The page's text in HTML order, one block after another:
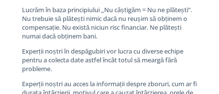
Lucrăm în baza principiului „Nu câștigăm = Nu ne plătești”.
Nu trebuie să plătești nimic dacă nu reușim să obținem o
compensație. Nu există niciun risc financiar. Ne plătești
numai dacă obținem bani.
Experții noștri în despăgubiri vor lucra cu diverse echipe
pentru a colecta date astfel încât totul să meargă fără
probleme.
Experții noștri au acces la informații despre zboruri, cum ar fi